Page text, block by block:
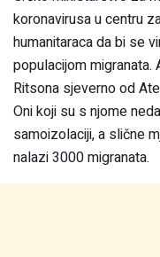
koronavirusa u centru
humanitaraca da bi se
populacijom migranata.
Ritsona sjeverno od
Oni koji su s njome
samoizolaciji, a slične
nalazi 3000 migranata.